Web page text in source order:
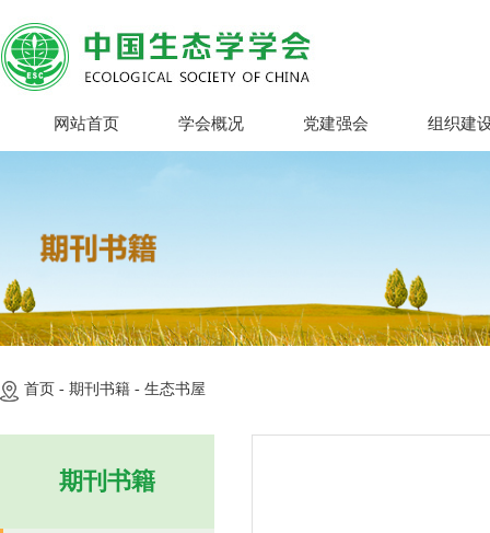
网站首页 学会概况 党建强会 组织建
首页 - 期刊书籍 - 生态书屋
期刊书籍